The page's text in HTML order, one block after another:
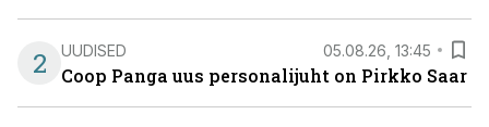
2 UUDISED 05.08.26, 13:45
Coop Panga uus personalijuht on Pirkko Saar